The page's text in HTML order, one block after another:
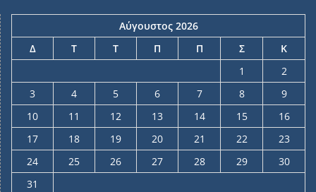
Αύγουστος 2026
Δ
Τ Τ Π Π Σ
Κ
1
2
3
4 5 6 7 8
9
10
11 12 13 14 15
16
17
18 19 20 21 22
23
24
25 26 27 28 29
30
31